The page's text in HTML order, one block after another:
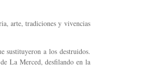
arte, tradiciones y vivencias
sustituyeron a los destruidos.
La Merced, desfilando en la